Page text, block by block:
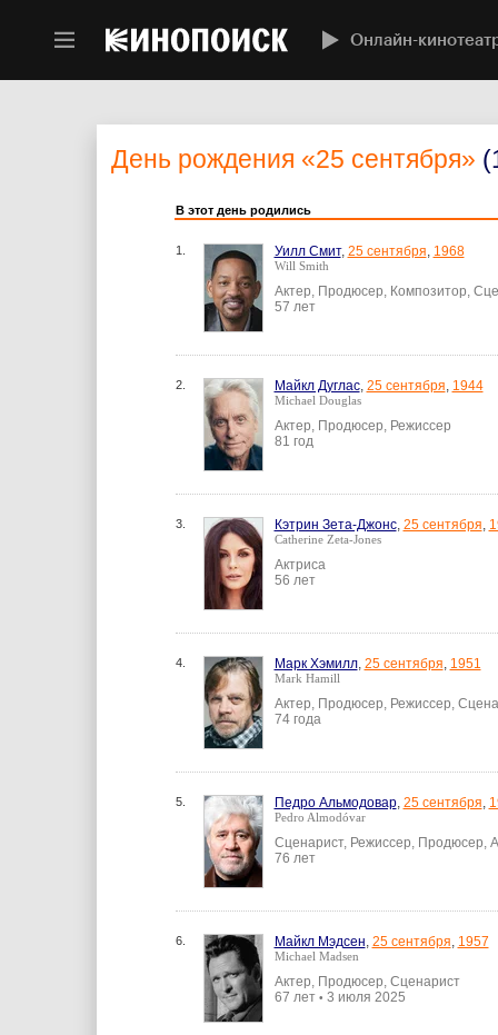
Онлайн-
День рождения «25 сентября»
В этот день родились
1. Уилл Смит, 25 сентября, 1968
Will Smith
Актер, Продюсер, Композитор,
57 лет
2. Майкл Дуглас, 25 сентября, 1944
Michael Douglas
Актер, Продюсер, Режиссер
81 год
3. Кэтрин Зета-Джонс, 25 сентября,
Catherine Zeta-Jones
Актриса
56 лет
4. Марк Хэмилл, 25 сентября, 1951
Mark Hamill
Актер, Продюсер, Режиссер,
74 года
5. Педро Альмодовар, 25 сентября,
Pedro Almodóvar
Сценарист, Режиссер, Продюсер,
76 лет
6. Майкл Мэдсен, 25 сентября, 1957
Michael Madsen
Актер, Продюсер, Сценарист
67 лет • 3 июля 2025